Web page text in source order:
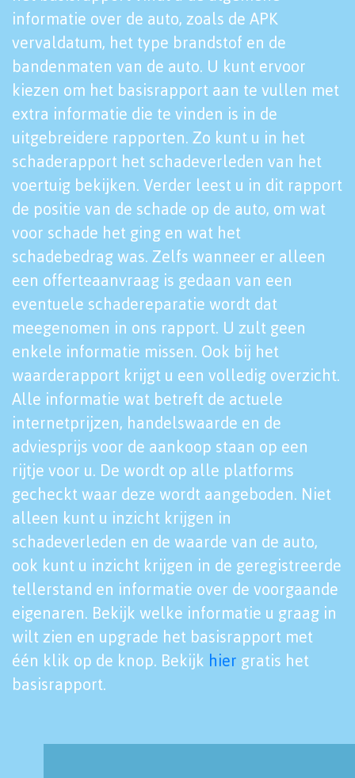
informatie over de auto, zoals de APK
vervaldatum, het type brandstof en de
bandenmaten van de auto. U kunt ervoor
kiezen om het basisrapport aan te vullen met
extra informatie die te vinden is in de
uitgebreidere rapporten. Zo kunt u in het
schaderapport het schadeverleden van het
voertuig bekijken. Verder leest u in dit rapport
de positie van de schade op de auto, om wat
voor schade het ging en wat het
schadebedrag was. Zelfs wanneer er alleen
een offerteaanvraag is gedaan van een
eventuele schadereparatie wordt dat
meegenomen in ons rapport. U zult geen
enkele informatie missen. Ook bij het
waarderapport krijgt u een volledig overzicht.
Alle informatie wat betreft de actuele
internetprijzen, handelswaarde en de
adviesprijs voor de aankoop staan op een
rijtje voor u. De wordt op alle platforms
gecheckt waar deze wordt aangeboden. Niet
alleen kunt u inzicht krijgen in
schadeverleden en de waarde van de auto,
ook kunt u inzicht krijgen in de geregistreerde
tellerstand en informatie over de voorgaande
eigenaren. Bekijk welke informatie u graag in
wilt zien en upgrade het basisrapport met
één klik op de knop. Bekijk hier gratis het
basisrapport.